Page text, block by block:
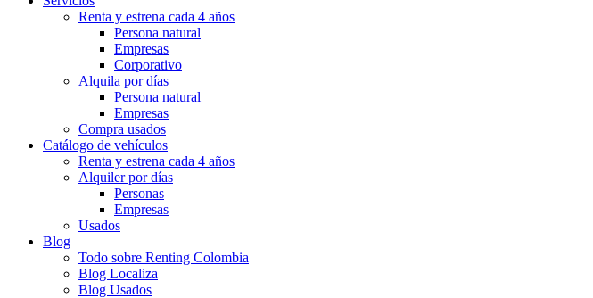
Renta y estrena cada 4 años
Persona natural
Empresas
Corporativo
Alquila por días
Persona natural
Empresas
Compra usados
Catálogo de vehículos
Renta y estrena cada 4 años
Alquiler por días
Personas
Empresas
Usados
Blog
Todo sobre Renting Colombia
Blog Localiza
Blog Usados